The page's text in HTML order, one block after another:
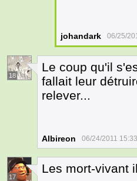
johandark 06/25/
18
Le coup qu'il
fallait leur
relever...
Albireon 06/24/2011
17
Les mort-vivant